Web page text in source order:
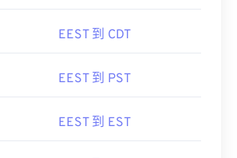
EEST 到 CDT
EEST 到 PST
EEST 到 EST